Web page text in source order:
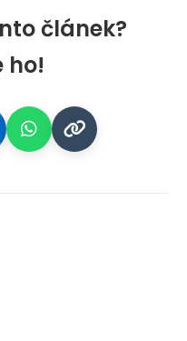
článek?
ho!